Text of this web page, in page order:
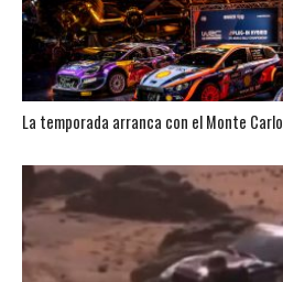
La temporada arranca con el Monte Carlo